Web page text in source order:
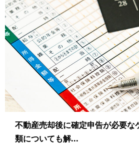
不動産売却後に確定申告が必要な
類についても解...